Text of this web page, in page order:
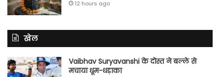
12 hours ago
खेल
Vaibhav Suryavanshi के दोस्त ने बल्ले से
मचाया धूम-धड़ाका